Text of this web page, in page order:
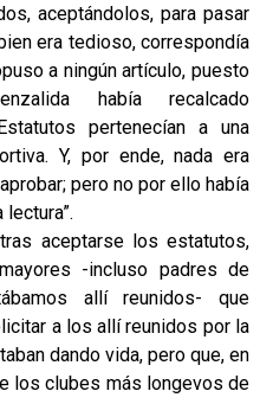
aceptándolos, para pasar
era tedioso, correspondía
a ningún artículo, puesto
había recalcado
pertenecían a una
Y, por ende, nada era
pero no por ello había
aceptarse los estatutos,
-incluso padres de
allí reunidos- que
a los allí reunidos por la
dando vida, pero que, en
los clubes más longevos de